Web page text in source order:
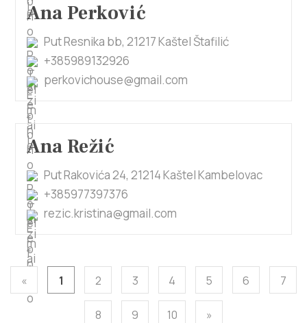
Ana Perković
Put Resnika bb, 21217 Kaštel Štafilić
+385989132926
perkovichouse@gmail.com
Ana Režić
Put Rakovića 24, 21214 Kaštel Kambelovac
+385977397376
rezic.kristina@gmail.com
« 1 2 3 4 5 6 7
8 9 10 »